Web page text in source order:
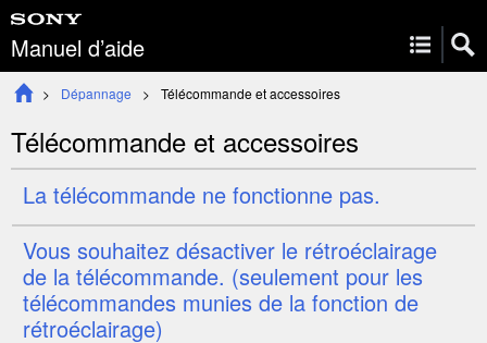
Manuel d’aide
Dépannage Télécommande et accessoires
Télécommande et accessoires
La télécommande ne fonctionne pas.
Vous souhaitez désactiver le rétroéclairage
de la télécommande. (seulement pour les
télécommandes munies de la fonction de
rétroéclairage)